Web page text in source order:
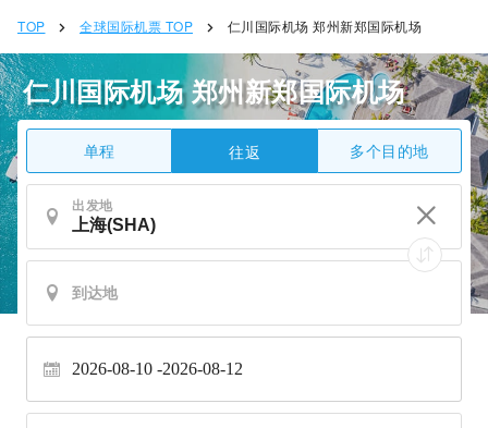
TOP 全球国际机票 TOP 仁川国际机场 郑州新郑国际机场
仁川国际机场 郑州新郑国际机场
单程 往返 多个目的地
出发地
2026-08-10 2026-08-12